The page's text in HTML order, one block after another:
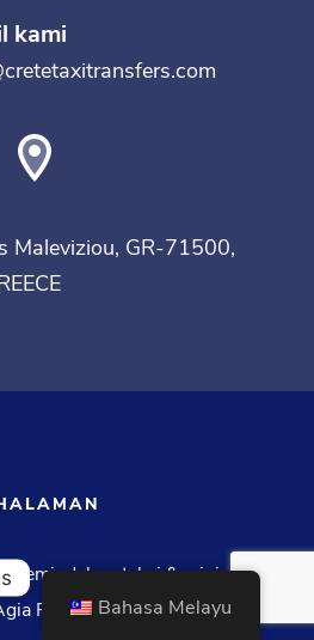
kami
Maleviziou, GR-71500,
teksi & minivan di
Pelagia)Bahasa Melayu